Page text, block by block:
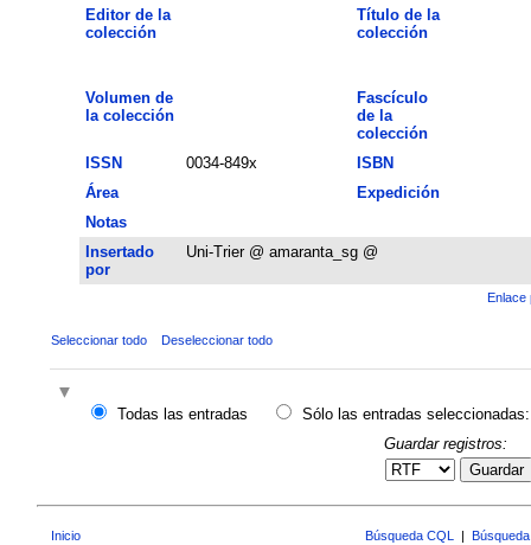
Editor de la
colección
Título de la
colección
Volumen de
la colección
Fascículo
de la
colección
ISSN
0034-849x
ISBN
Área
Expedición
Notas
Insertado
por
Uni-Trier @ amaranta_sg @
Enlace
Seleccionar todo Deseleccionar todo
Todas las entradas
Sólo las entradas seleccionadas:
Guardar registros:
Guardar
Inicio Búsqueda CQL